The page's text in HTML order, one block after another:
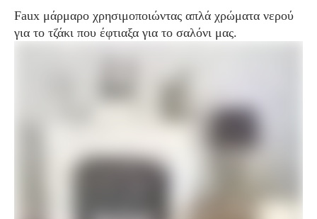
Faux μάρμαρο χρησιμοποιώντας απλά χρώματα νερού
για το τζάκι που έφτιαξα για το σαλόνι μας.